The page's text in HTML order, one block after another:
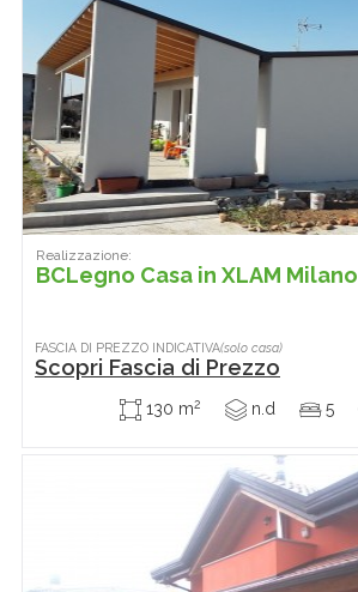
Realizzazione:
BCLegno Casa in XLAM Milano
FASCIA DI PREZZO INDICATIVA(solo casa)
Scopri Fascia di Prezzo
130 m2 n.d 5